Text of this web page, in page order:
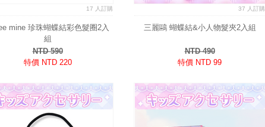
17 人訂購
mine 珍珠蝴蝶結彩色髮圈2入
組
NTD 590
特價 NTD 220
37 人訂購
三麗鷗 蝴蝶結&小人物髮夾2入組
NTD 490
特價 NTD 99